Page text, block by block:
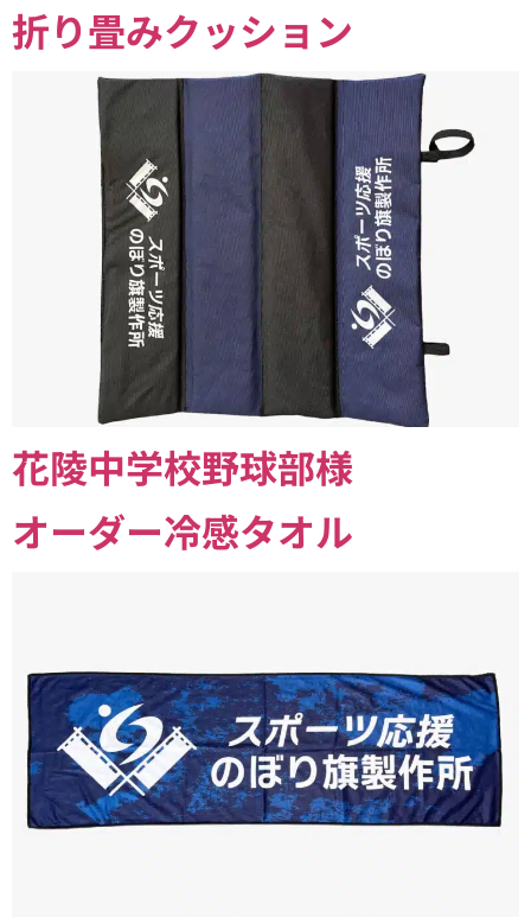
折り畳みクッション
花陵中学校野球部様
オーダー冷感タオル